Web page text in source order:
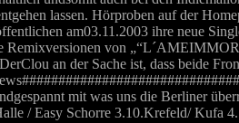
lassen. Hörproben auf der
am03.11.2003 ihre neue
Remixversionen von
an der Sache ist, dass beide
mit was uns die Berliner
/ Easy Schorre 3.10.Krefeld/ Kufa